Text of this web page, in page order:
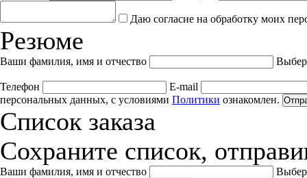
Даю согласие на обработку моих
Резюме
Ваши фамилия, имя и отчество
Телефон
E-mail
персональных данных, с условиями Политики ознакомлен.
Список заказа
Сохраните список,
Ваши фамилия, имя и отчество